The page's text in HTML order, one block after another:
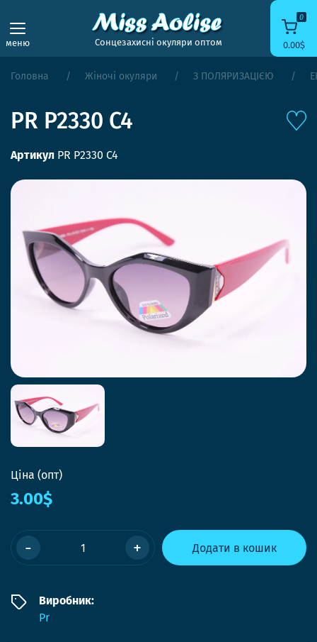
меню Сонцезахисні окуляри оптом
0
0.00$
Головна Жіночі окуляри З ПОЛЯРИЗАЦІЄЮ
PR P2330 C4
Артикул PR P2330 C4
Ціна (опт)
3.00$
- + Додати в кошик
Виробник:
Pr